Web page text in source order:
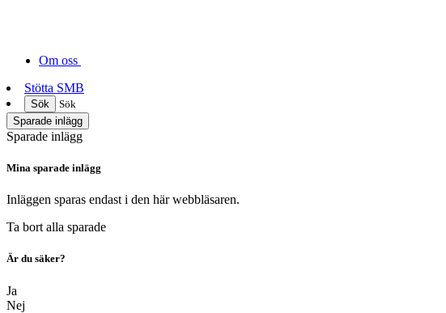
Om oss
Stötta SMB
Sök
Sök
Sparade inlägg
Sparade inlägg
Mina sparade inlägg
Inläggen sparas endast i den här webbläsaren.
Ta bort alla sparade
Är du säker?
Ja
Nej